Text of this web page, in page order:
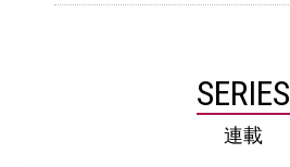
SERIES
連載